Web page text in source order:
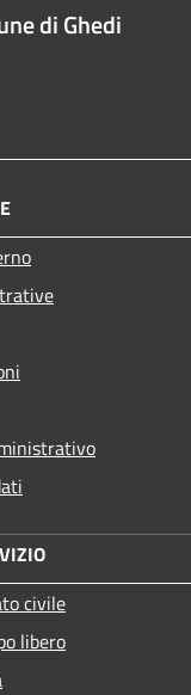
di Ghedi
civile
libero